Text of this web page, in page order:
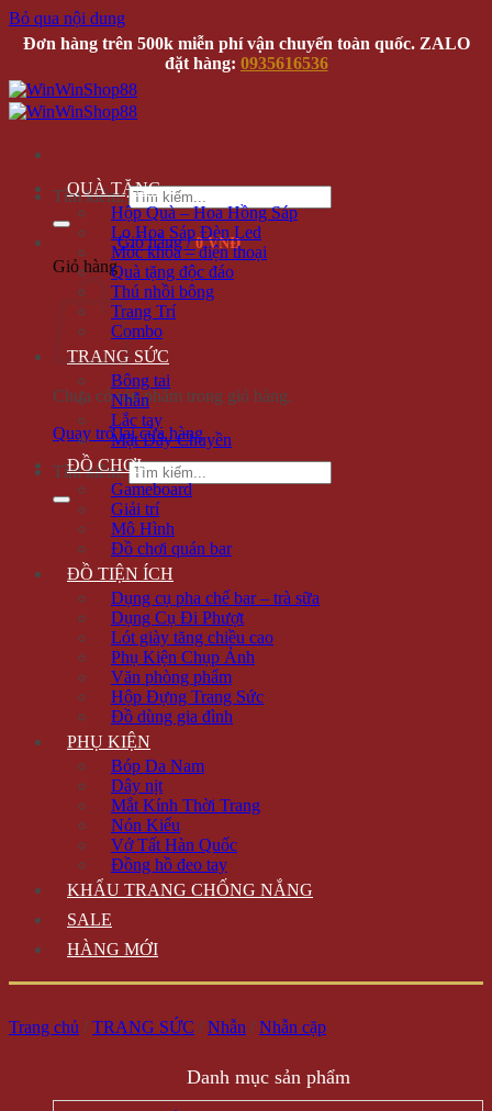
Bỏ qua nội dung
Đơn hàng trên 500k miễn phí vận chuyển toàn quốc. ZALO
đặt hàng: 0935616536
Tìm kiếm:
Giỏ hàng /0 VNĐ
Giỏ hàng
Chưa có sản phẩm trong giỏ hàng.
Quay trở lại cửa hàng
Tìm kiếm:
QUÀ TẶNG
Hộp Quà – Hoa Hồng Sáp
Lọ Hoa Sáp Đèn Led
Móc khóa – điện thoại
Quà tặng độc đáo
Thú nhồi bông
Trang Trí
Combo
TRANG SỨC
Bông tai
Nhẫn
Lắc tay
Mặt Dây Chuyền
ĐỒ CHƠI
Gameboard
Giải trí
Mô Hình
Đồ chơi quán bar
ĐỒ TIỆN ÍCH
Dụng cụ pha chế bar – trà sữa
Dụng Cụ Đi Phượt
Lót giày tăng chiều cao
Phụ Kiện Chụp Ảnh
Văn phòng phẩm
Hộp Đựng Trang Sức
Đồ dùng gia đình
PHỤ KIỆN
Bóp Da Nam
Dây nịt
Mắt Kính Thời Trang
Nón Kiểu
Vớ Tất Hàn Quốc
Đồng hồ đeo tay
KHẨU TRANG CHỐNG NẮNG
SALE
HÀNG MỚI
Trang chủ / TRANG SỨC / Nhẫn / Nhẫn cặp
Danh mục sản phẩm